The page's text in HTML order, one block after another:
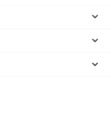

keyboard_arrow_down
